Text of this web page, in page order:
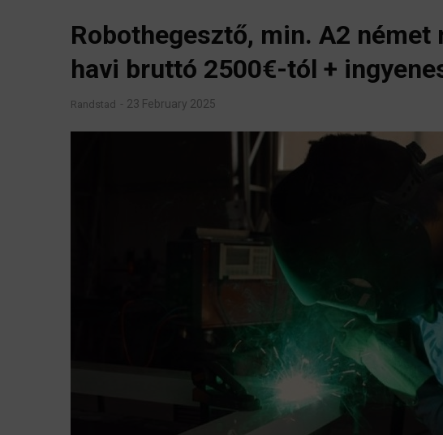
Robothegesztő, min. A2 német
havi bruttó 2500€-tól +
Randstad 23 February 2025